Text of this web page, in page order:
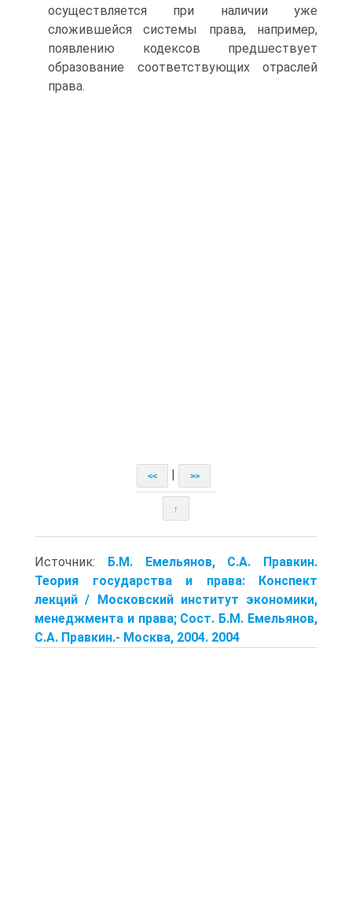
осуществляется при наличии уже
сложившейся системы права, например,
появлению кодексов предшествует
образование соответствующих отраслей
права.
<< >>
↑
Источник: Б.М. Емельянов, С.А. Правкин.
Теория государства и права: Конспект
лекций / Московский институт экономики,
менеджмента и права; Сост. Б.М. Емельянов,
С.А. Правкин.- Москва, 2004. 2004